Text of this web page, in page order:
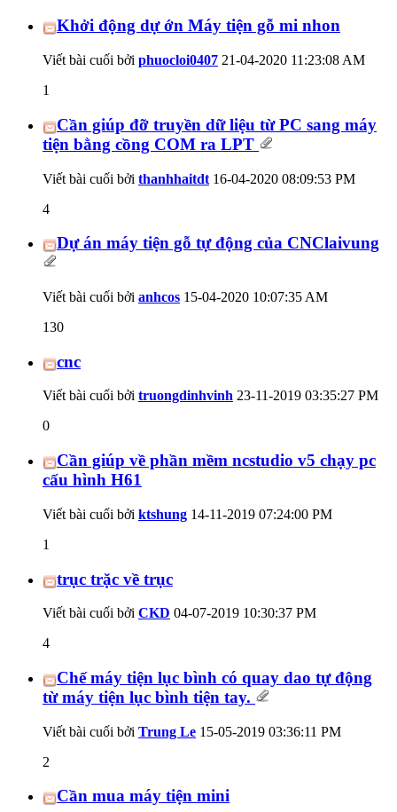
Khởi động dự ớn Máy tiện gỗ mi nhon
Viết bài cuối bởi phuocloi0407 21-04-2020 11:23:08 AM
1
Cần giúp đỡ truyền dữ liệu từ PC sang máy
tiện bằng cồng COM ra LPT
Viết bài cuối bởi thanhhaitdt 16-04-2020 08:09:53 PM
4
Dự án máy tiện gỗ tự động của CNClaivung
Viết bài cuối bởi anhcos 15-04-2020 10:07:35 AM
130
cnc
Viết bài cuối bởi truongdinhvinh 23-11-2019 03:35:27 PM
0
Cần giúp về phần mềm ncstudio v5 chạy pc
cấu hình H61
Viết bài cuối bởi ktshung 14-11-2019 07:24:00 PM
1
trục trặc về trục
Viết bài cuối bởi CKD 04-07-2019 10:30:37 PM
4
Chế máy tiện lục bình có quay dao tự động
từ máy tiện lục bình tiện tay.
Viết bài cuối bởi Trung Le 15-05-2019 03:36:11 PM
2
Cần mua máy tiện mini